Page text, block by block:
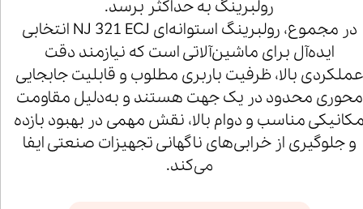
رولبرینگ به حداکثر برسد.
در مجموع، رولبرینگ استوانه‌ای NJ 321 ECJ انتخابی
ایده‌آل برای ماشین‌آلاتی است که نیازمند دقت
عملکردی بالا، ظرفیت باربری مطلوب و قابلیت جابجایی
محوری محدود در یک جهت هستند و به‌دلیل مقاومت
مناسب و دوام بالا، نقش مهمی در بهبود بازده
و جلوگیری از خرابی‌های ناگهانی تجهیزات صنعتی ایفا
می‌کند.